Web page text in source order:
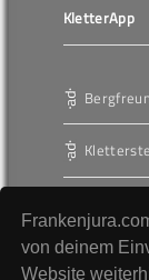
von deinem
Website
KletterApp
Werbung